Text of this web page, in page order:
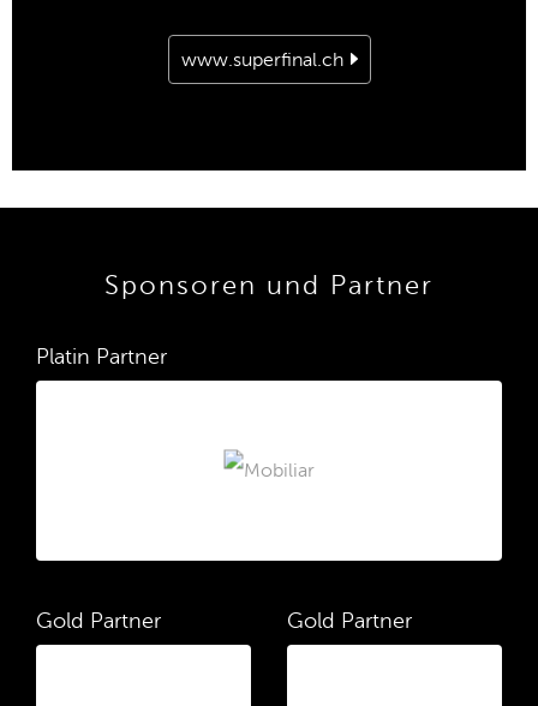
www.superfinal.ch
Sponsoren und Partner
Platin Partner
Gold Partner Gold Partner